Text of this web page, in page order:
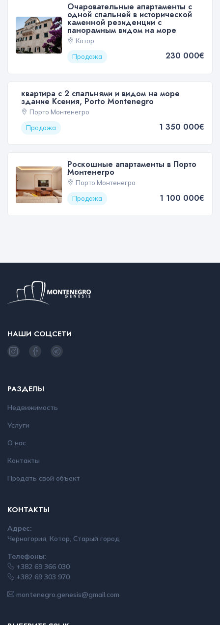
Очаровательные апартаменты с
одной спальней в исторической
каменной резиденции с
панорамным видом на море
Котор
Продажа
230 000€
квартира с 2 спальнями и видом на море
здание Ксения, Porto Montenegro
Порто Монтенегро
Продажа
1 350 000€
Роскошные апартаменты в Порто
Монтенегро
Порто Монтенегро
Продажа
1 100 000€
НАШИ СОЦСЕТИ
РАЗДЕЛЫ
Недвижимость
Услуги
О нас
Контакты
Продать свой объект
КОНТАКТЫ
Адрес:
Черногория, Котор, Старый город
Телефоны:
+382 69 366 030
+382 69 303 970
montenegro.genesis@gmail.com